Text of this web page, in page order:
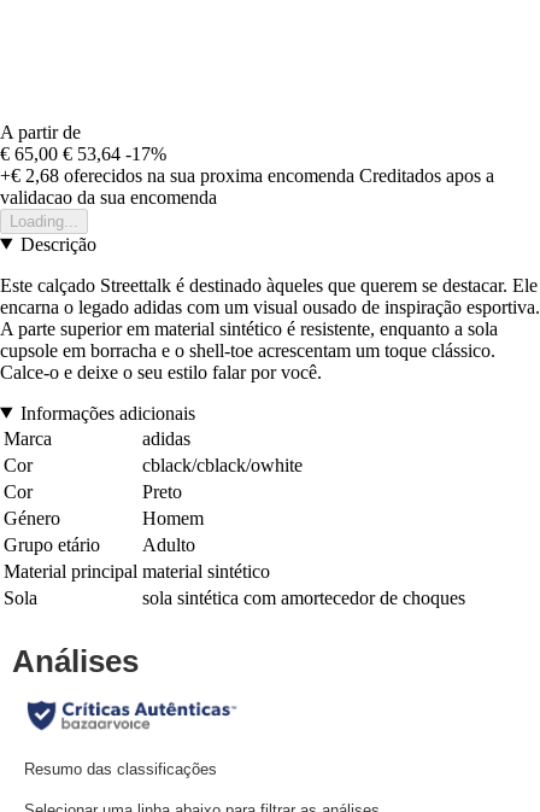
A partir de
€ 65,00 € 53,64 -17%
+€ 2,68 oferecidos na sua proxima encomenda Creditados apos a
validacao da sua encomenda
Loading...
Descrição
Este calçado Streettalk é destinado àqueles que querem se destacar. Ele
encarna o legado adidas com um visual ousado de inspiração esportiva.
A parte superior em material sintético é resistente, enquanto a sola
cupsole em borracha e o shell-toe acrescentam um toque clássico.
Calce-o e deixe o seu estilo falar por você.
Informações adicionais
Marca
adidas
Cor
cblack/cblack/owhite
Cor
Preto
Género
Homem
Grupo etário
Adulto
Material principal material sintético
Sola
sola sintética com amortecedor de choques